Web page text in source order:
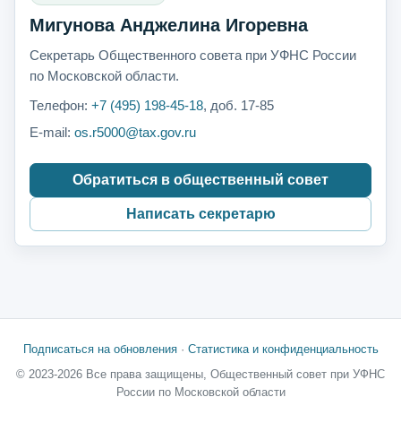
Мигунова Анджелина Игоревна
Секретарь Общественного совета при УФНС России
по Московской области.
Телефон: +7 (495) 198-45-18, доб. 17-85
E-mail: os.r5000@tax.gov.ru
Обратиться в общественный совет
Написать секретарю
Подписаться на обновления· Статистика и конфиденциальность
© 2023-2026 Все права защищены, Общественный совет при УФНС
России по Московской области